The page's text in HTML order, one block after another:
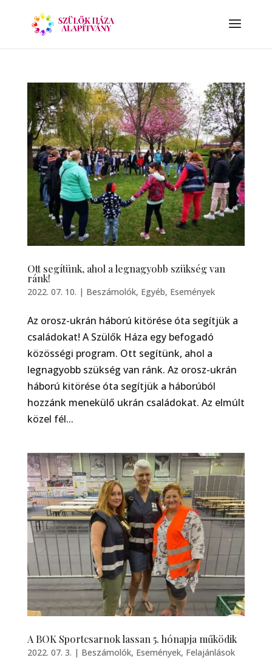
Ott segítünk, ahol a legnagyobb szükség van
ránk!
2022. 07. 10. | Beszámolók, Egyéb, Események
Az orosz-ukrán háború kitörése óta segítjük a
családokat! A Szülők Háza egy befogadó
közösségi program. Ott segítünk, ahol a
legnagyobb szükség van ránk. Az orosz-ukrán
háború kitörése óta segítjük a háborúból
hozzánk menekülő ukrán családokat. Az elmúlt
közel fél...
A BOK Sportcsarnok lassan 5. hónapja működik
2022. 07. 3. | Beszámolók, Események, Felajánlások